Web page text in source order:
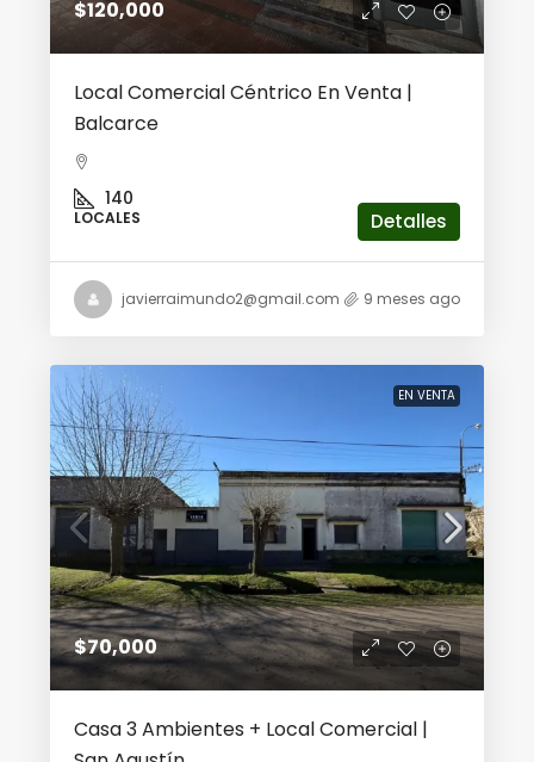
$120,000
Local Comercial Céntrico En Venta |
Balcarce
140
LOCALES Detalles
javierraimundo2@gmail.com 9 meses ago
EN VENTA
$70,000
Casa 3 Ambientes + Local Comercial |